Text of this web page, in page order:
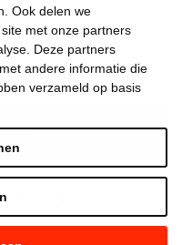
Ook delen we
met onze partners
Deze partners
andere informatie die
verzameld op basis